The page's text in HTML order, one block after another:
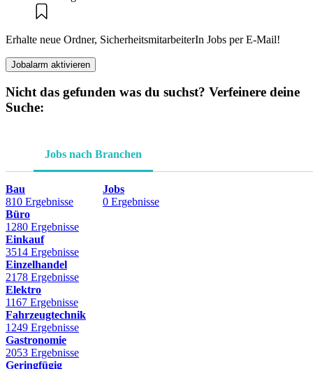
Erhalte neue Ordner, SicherheitsmitarbeiterIn Jobs per E-Mail!
Jobalarm aktivieren
Nicht das gefunden was du suchst? Verfeinere deine
Suche:
Jobs nach Branchen
Bau
810 Ergebnisse
Büro
1280 Ergebnisse
Einkauf
3514 Ergebnisse
Einzelhandel
2178 Ergebnisse
Elektro
1167 Ergebnisse
Fahrzeugtechnik
1249 Ergebnisse
Gastronomie
2053 Ergebnisse
Geringfügig
Jobs
0 Ergebnisse